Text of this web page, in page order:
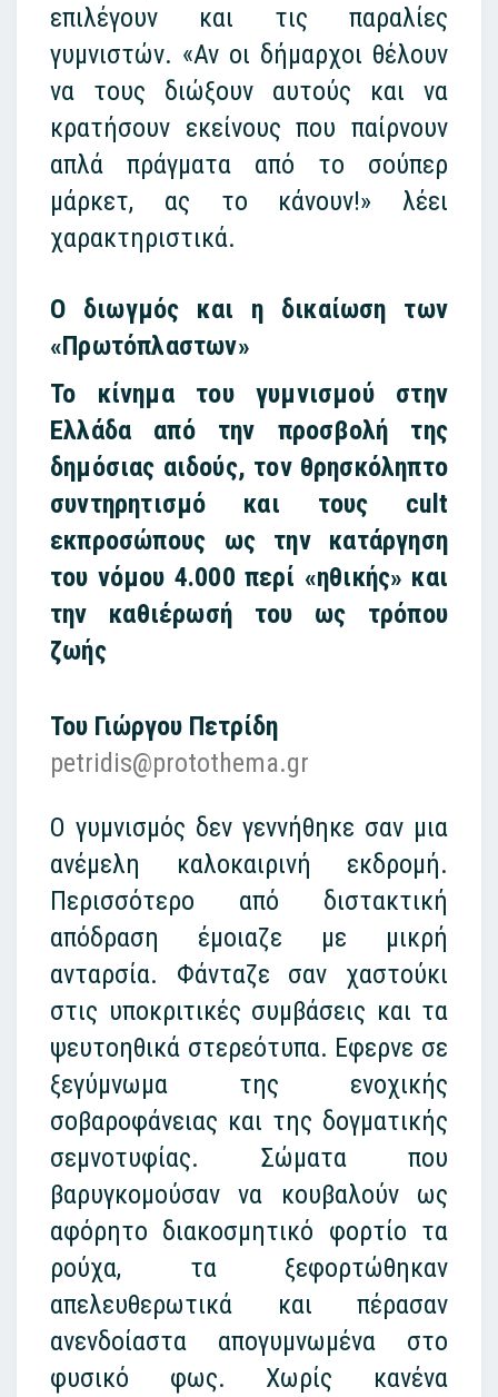
επιλέγουν και τις παραλίες
γυμνιστών. «Αν οι δήμαρχοι θέλουν
να τους διώξουν αυτούς και να
κρατήσουν εκείνους που παίρνουν
απλά πράγματα από το σούπερ
μάρκετ, ας το κάνουν!» λέει
χαρακτηριστικά.
O διωγμός και η δικαίωση των
«Πρωτόπλαστων»
Το κίνημα του γυμνισμού στην
Ελλάδα από την προσβολή της
δημόσιας αιδούς, τον θρησκόληπτο
συντηρητισμό και τους cult
εκπροσώπους ως την κατάργηση
του νόμου 4.000 περί «ηθικής» και
την καθιέρωσή του ως τρόπου
ζωής
Του Γιώργου Πετρίδη
petridis@protothema.gr
Ο γυμνισμός δεν γεννήθηκε σαν μια
ανέμελη καλοκαιρινή εκδρομή.
Περισσότερο από διστακτική
απόδραση έμοιαζε με μικρή
ανταρσία. Φάνταζε σαν χαστούκι
στις υποκριτικές συμβάσεις και τα
ψευτοηθικά στερεότυπα. Εφερνε σε
ξεγύμνωμα της ενοχικής
σοβαροφάνειας και της δογματικής
σεμνοτυφίας. Σώματα που
βαρυγκομούσαν να κουβαλούν ως
αφόρητο διακοσμητικό φορτίο τα
ρούχα, τα ξεφορτώθηκαν
απελευθερωτικά και πέρασαν
ανενδοίαστα απογυμνωμένα στο
φυσικό φως. Χωρίς κανένα